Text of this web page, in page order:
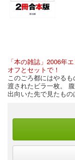
「本の雑誌」2006年
オフとセットで！
このごろ都にはやる
渡されたビラ一枚。
出向いた先で見たも